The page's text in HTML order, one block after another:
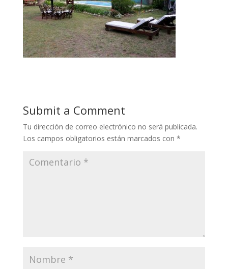
Submit a Comment
Tu dirección de correo electrónico no será publicada.
Los campos obligatorios están marcados con *